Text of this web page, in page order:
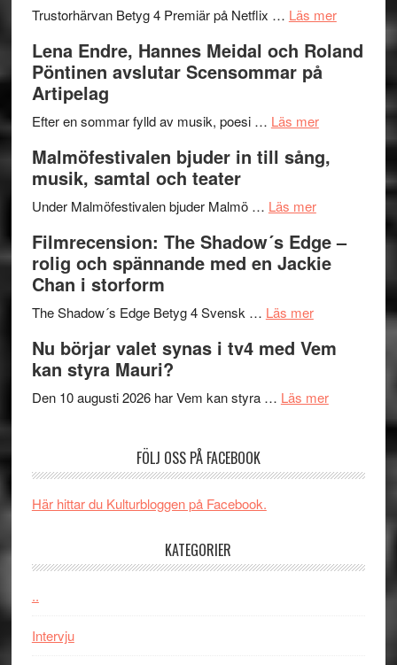
lättsam
2026
I
Delvis
genrens
terräng
Trustorhärvan Betyg 4 Premiär på Netflix … Läs merom
på
Lena Endre, Hannes Meidal och Roland
Pöntinen avslutar Scensommar på
Artipelag
Efter en sommar fylld av musik, poesi … Läs merom
Endre,
Roland
Pöntinen
Scensommar
Artipelag
Malmöfestivalen bjuder in till sång,
musik, samtal och teater
Under Malmöfestivalen bjuder Malmö … Läs merom
bjuder
in
samtal
teater
Filmrecension: The Shadow´s Edge –
rolig och spännande med en Jackie
Chan i storform
The Shadow´s Edge Betyg 4 Svensk … Läs merom
The
´s
och
Jackie
Nu börjar valet synas i tv4 med Vem
kan styra Mauri?
Den 10 augusti 2026 har Vem kan styra … Läs merom
synas
Vem
FÖLJ OSS PÅ FACEBOOK
Här hittar du Kulturbloggen på Facebook.
KATEGORIER
..
Intervju